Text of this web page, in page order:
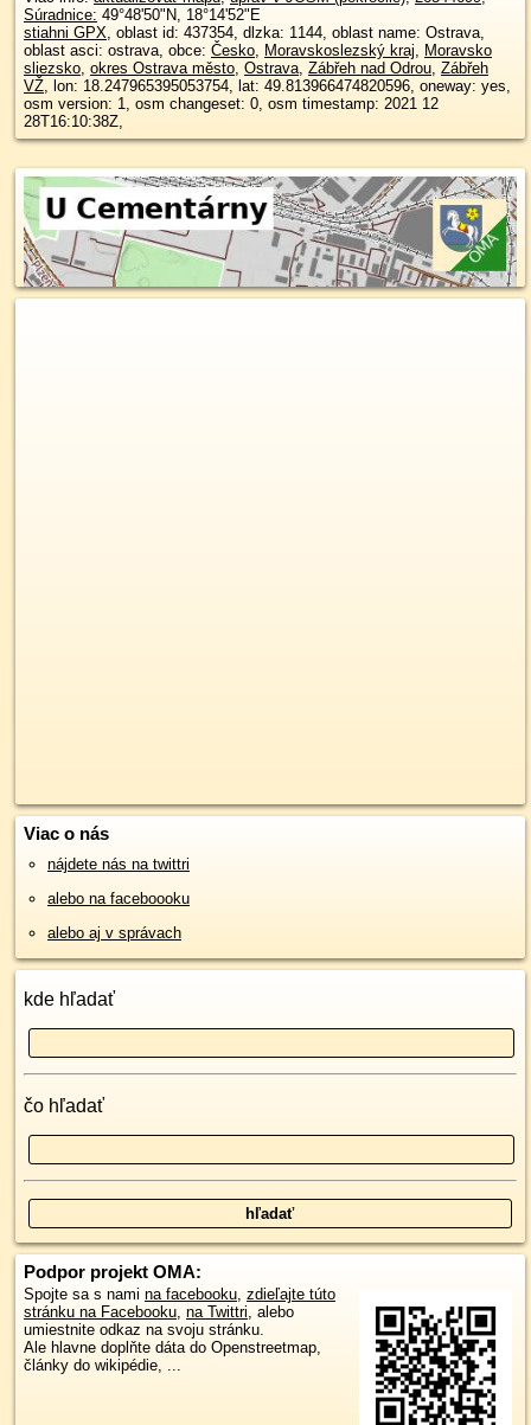
Súradnice: 49°48'50"N, 18°14'52"E
stiahni GPX, oblast id: 437354, dlzka: 1144, oblast name: Ostrava,
oblast asci: ostrava, obce: Česko, Moravskoslezský kraj, Moravsko
sliezsko, okres Ostrava město, Ostrava, Zábřeh nad Odrou, Zábřeh
VŽ, lon: 18.247965395053754, lat: 49.813966474820596, oneway: yes,
osm version: 1, osm changeset: 0, osm timestamp: 2021 12
28T16:10:38Z,
Viac o nás
nájdete nás na twittri
alebo na faceboooku
alebo aj v správach
kde hľadať
čo hľadať
Podpor projekt OMA:
Spojte sa s nami na facebooku, zdieľajte túto
stránku na Facebooku, na Twittri, alebo
umiestnite odkaz na svoju stránku.
Ale hlavne doplňte dáta do Openstreetmap,
články do wikipédie, ...